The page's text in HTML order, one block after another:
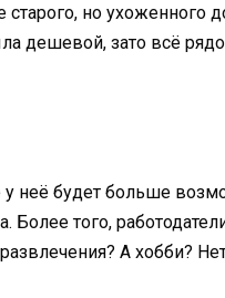
но ухоженного
дешевой, зато всё
у неё будет больше
того,
А хобби?